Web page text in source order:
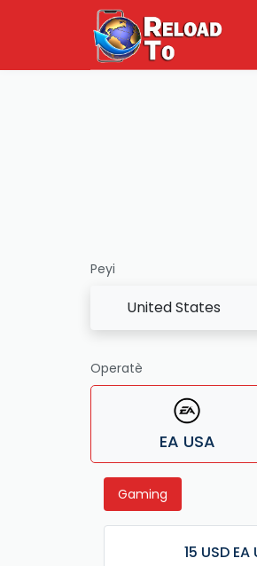
Peyi
United States
Operatè
EA USA
Gaming
15 USD